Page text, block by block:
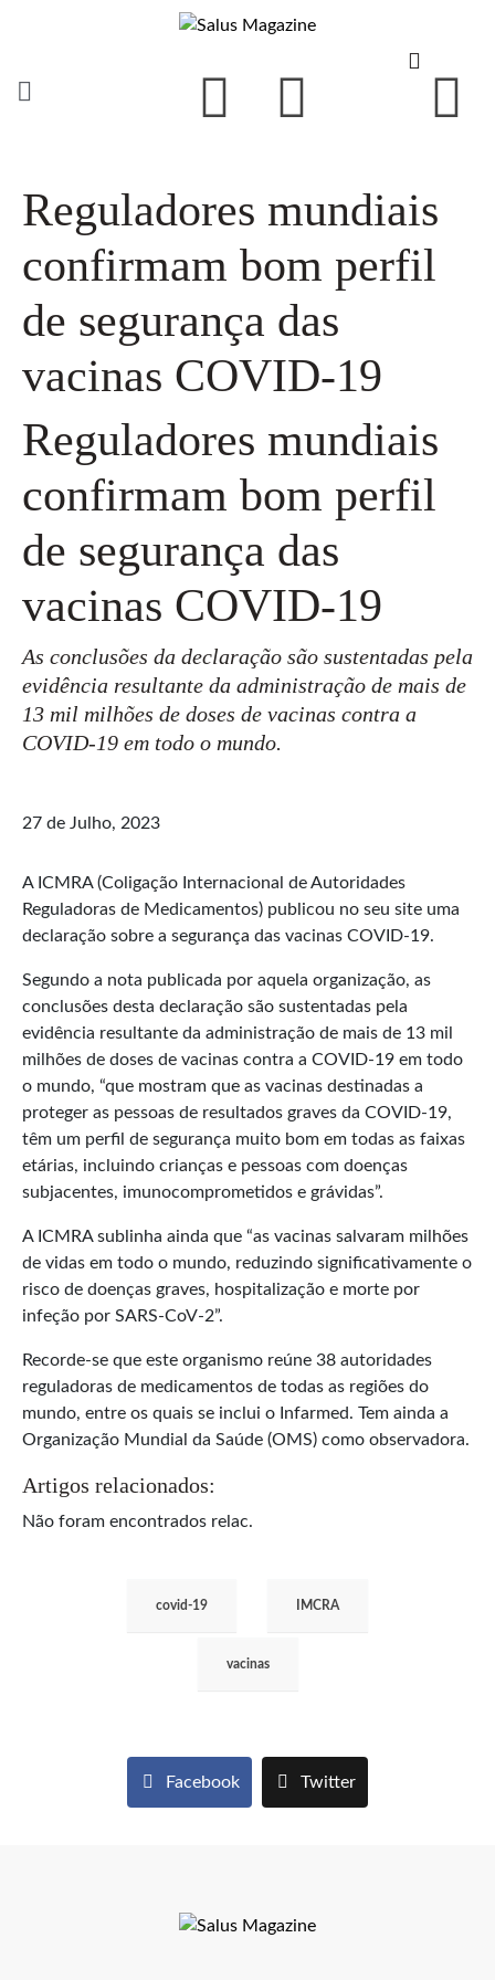
Reguladores mundiais
confirmam bom perfil
de segurança das
vacinas COVID-19
Reguladores mundiais
confirmam bom perfil
de segurança das
vacinas COVID-19
As conclusões da declaração são sustentadas pela
evidência resultante da administração de mais de
13 mil milhões de doses de vacinas contra a
COVID-19 em todo o mundo.
27 de Julho, 2023
A ICMRA (Coligação Internacional de Autoridades
Reguladoras de Medicamentos) publicou no seu site uma
declaração sobre a segurança das vacinas COVID-19.
Segundo a nota publicada por aquela organização, as
conclusões desta declaração são sustentadas pela
evidência resultante da administração de mais de 13 mil
milhões de doses de vacinas contra a COVID-19 em todo
o mundo, “que mostram que as vacinas destinadas a
proteger as pessoas de resultados graves da COVID-19,
têm um perfil de segurança muito bom em todas as faixas
etárias, incluindo crianças e pessoas com doenças
subjacentes, imunocomprometidos e grávidas”.
A ICMRA sublinha ainda que “as vacinas salvaram milhões
de vidas em todo o mundo, reduzindo significativamente o
risco de doenças graves, hospitalização e morte por
infeção por SARS-CoV-2”.
Recorde-se que este organismo reúne 38 autoridades
reguladoras de medicamentos de todas as regiões do
mundo, entre os quais se inclui o Infarmed. Tem ainda a
Organização Mundial da Saúde (OMS) como observadora.
Artigos relacionados:
Não foram encontrados relac.
covid-19 IMCRA
vacinas
Facebook Twitter